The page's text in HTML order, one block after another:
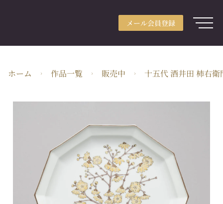
メール会員登録
用途別検索
分野別検索
JA・JPY
ホーム 作品一覧 販売中 十五代 酒井田 柿右衛